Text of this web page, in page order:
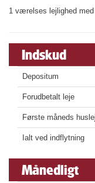
1 værelses lejlighed
Indskud
Depositum
Forudbetalt leje
Første måneds
Ialt ved indflytning
Månedligt